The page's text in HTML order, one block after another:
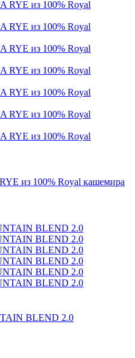
из 100% Royal кашемира
BLEND 2.0